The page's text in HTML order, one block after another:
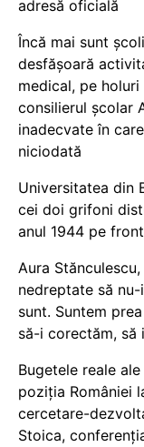
adresă oficială
Încă mai sunt
desfășoară
medical, pe
consilierul școlar
inadecvate în
niciodată
Universitatea din
cei doi grifoni
anul 1944 pe
Aura
nedreptate să
sunt. Suntem
să-i corectăm, să
Bugetele reale
poziția României
cercetare-
Stoica,